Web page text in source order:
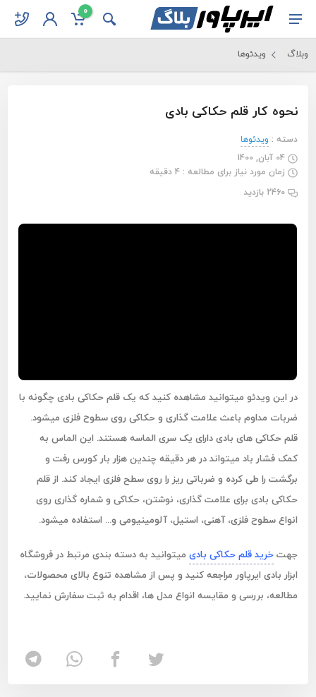
0
وبلاگ ویدئوها
نحوه کار قلم حکاکی بادی
دسته : ویدئوها
04 آبان, 1400
زمان مورد نیاز برای مطالعه : 4 دقیقه
2460 بازدید
در این ویدئو میتوانید مشاهده کنید که یک قلم حکاکی بادی چگونه با
ضربات مداوم باعث علامت گذاری و حکاکی روی سطوح فلزی میشود.
قلم حکاکی های بادی دارای یک سری الماسه هستند. این الماس به
کمک فشار باد میتواند در هر دقیقه چندین هزار بار کورس رفت و
برگشت را طی کرده و ضرباتی ریز را روی سطح فلزی ایجاد کند. از قلم
حکاکی بادی برای علامت گذاری، نوشتن، حکاکی و شماره گذاری روی
انواع سطوح فلزی، آهنی، استیل، آلومینیومی و... استفاده میشود.
جهتخرید قلم حکاکی بادی میتوانید به دسته بندی مرتبط در فروشگاه
ابزار بادی ایرپاور مراجعه کنید و پس از مشاهده تنوع بالای محصولات،
مطالعه، بررسی و مقایسه انواع مدل ها، اقدام به ثبت سفارش نمایید.